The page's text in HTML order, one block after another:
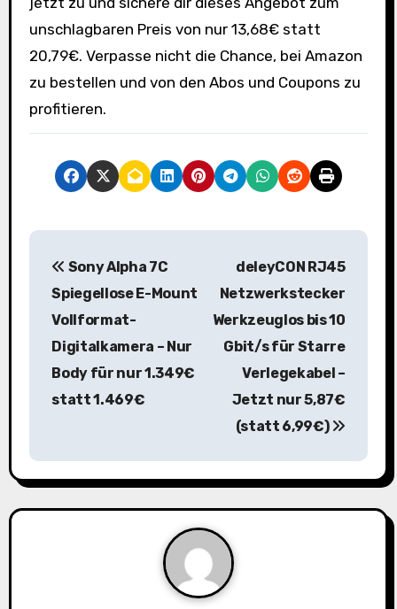
unschlagbaren Preis von nur 13,68€ statt
20,79€. Verpasse nicht die Chance, bei Amazon
zu bestellen und von den Abos und Coupons zu
profitieren.
B
g
s
Sony Alpha 7C
Spiegellose E-Mount
Vollformat-
Digitalkamera – Nur
Body für nur 1.349€
statt 1.469€
deleyCON RJ45
Netzwerkstecker
Werkzeuglos bis 10
Gbit/s für Starre
Verlegekabel –
Jetzt nur 5,87€
(statt 6,99€)